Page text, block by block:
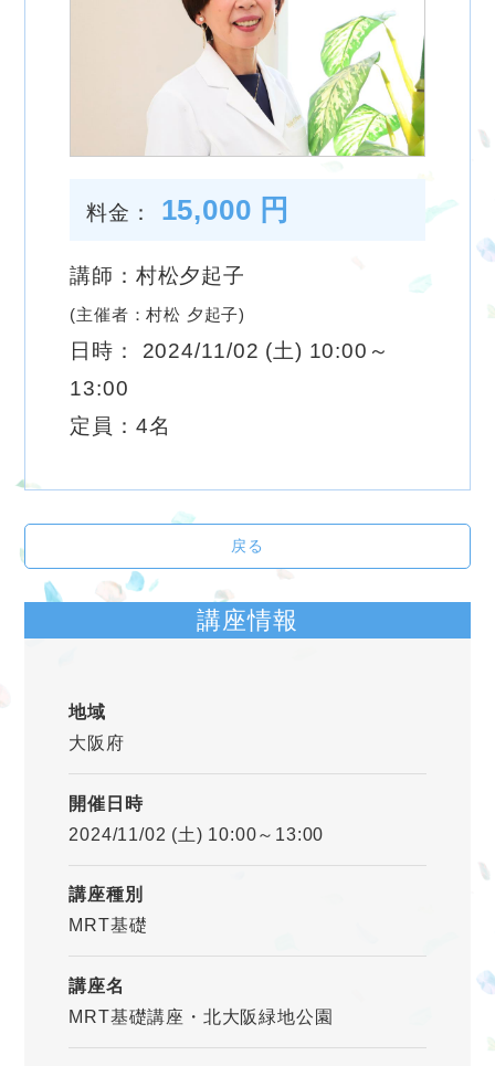
料金： 15,000 円
講師：村松夕起子
(主催者：村松 夕起子)
日時： 2024/11/02 (土) 10:00～
13:00
定員：4名
戻る
講座情報
地域
大阪府
開催日時
2024/11/02 (土) 10:00～13:00
講座種別
MRT基礎
講座名
MRT基礎講座・北大阪緑地公園